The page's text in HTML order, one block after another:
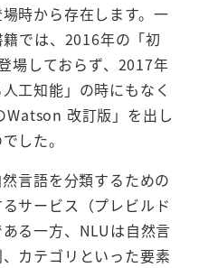
時から存在します。一
では、2016年の「初
場しておらず、2017年
工知能」の時にもなく
Watson 改訂版」を出し
した。
言語を分類するための
サービス（プレビルド
る一方、NLUは自然言
カテゴリといった要素